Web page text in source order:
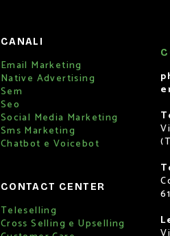
CANALI
Email Marketing
Native Advertising
Sem
Seo
Social Media Marketing
Sms Marketing
Chatbot e Voicebot
CONTACT CENTER
Teleselling
Cross Selling e Upselling